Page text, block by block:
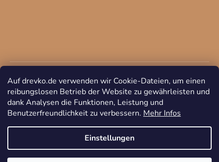
Auf drevko.de verwenden wir Cookie-Dateien, um einen
reibungslosen Betrieb der Website zu gewährleisten und
dank Analysen die Funktionen, Leistung und
Benutzerfreundlichkeit zu verbessern. Mehr Infos
Einstellungen
Copyright 2026DREVKO. Alle Rechte vorbehalten.